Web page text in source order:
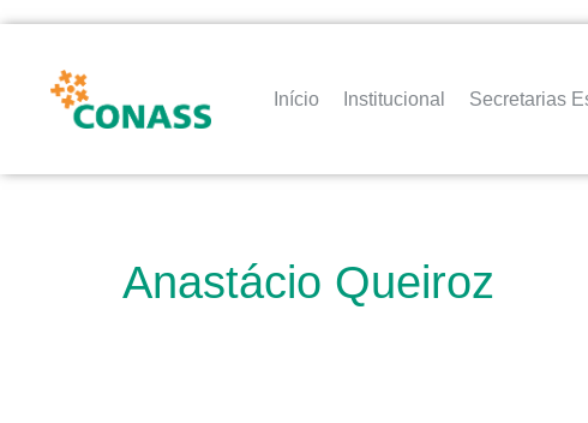
Início Institucional Secretarias
Anastácio Queiroz